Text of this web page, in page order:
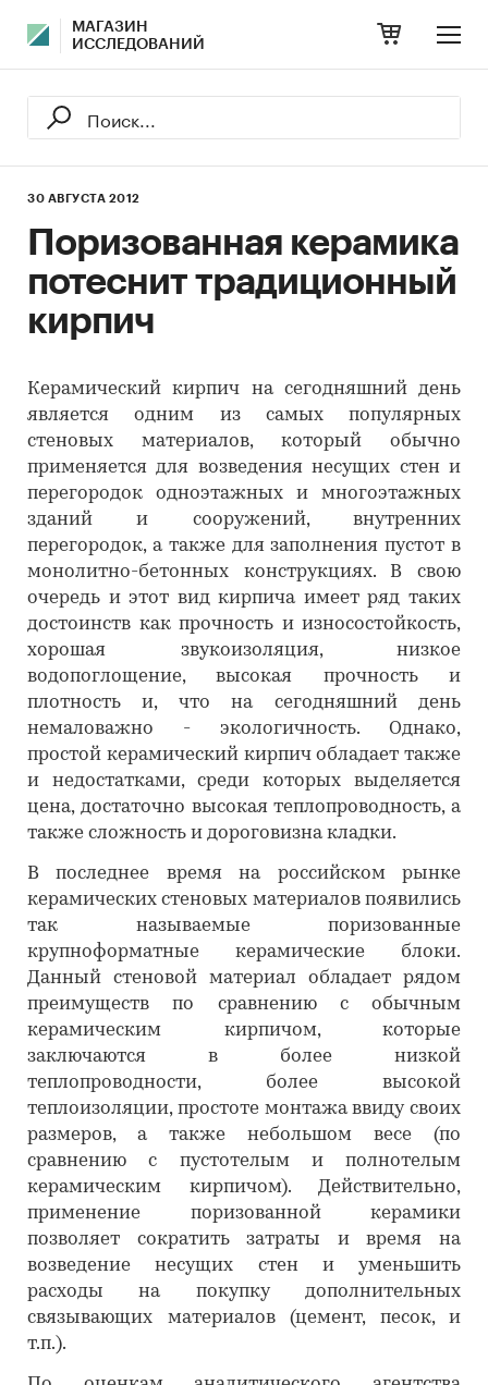
МАГАЗИН
ИССЛЕДОВАНИЙ
30 АВГУСТА 2012
Поризованная керамика
потеснит традиционный
кирпич
Керамический кирпич на сегодняшний день
является одним из самых популярных
стеновых материалов, который обычно
применяется для возведения несущих стен и
перегородок одноэтажных и многоэтажных
зданий и сооружений, внутренних
перегородок, а также для заполнения пустот в
монолитно-бетонных конструкциях. В свою
очередь и этот вид кирпича имеет ряд таких
достоинств как прочность и износостойкость,
хорошая звукоизоляция, низкое
водопоглощение, высокая прочность и
плотность и, что на сегодняшний день
немаловажно - экологичность. Однако,
простой керамический кирпич обладает также
и недостатками, среди которых выделяется
цена, достаточно высокая теплопроводность, а
также сложность и дороговизна кладки.
В последнее время на российском рынке
керамических стеновых материалов появились
так называемые поризованные
крупноформатные керамические блоки.
Данный стеновой материал обладает рядом
преимуществ по сравнению с обычным
керамическим кирпичом, которые
заключаются в более низкой
теплопроводности, более высокой
теплоизоляции, простоте монтажа ввиду своих
размеров, а также небольшом весе (по
сравнению с пустотелым и полнотелым
керамическим кирпичом). Действительно,
применение поризованной керамики
позволяет сократить затраты и время на
возведение несущих стен и уменьшить
расходы на покупку дополнительных
связывающих материалов (цемент, песок, и
т.п.).